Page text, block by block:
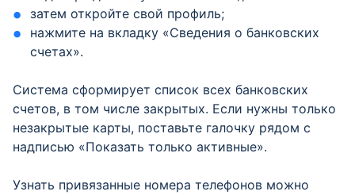
затем откройте свой профиль;
нажмите на вкладку «Сведения о банковских
счетах».
Система сформирует список всех банковских
счетов, в том числе закрытых. Если нужны только
незакрытые карты, поставьте галочку рядом с
надписью «Показать только активные».
Узнать привязанные номера телефонов можно